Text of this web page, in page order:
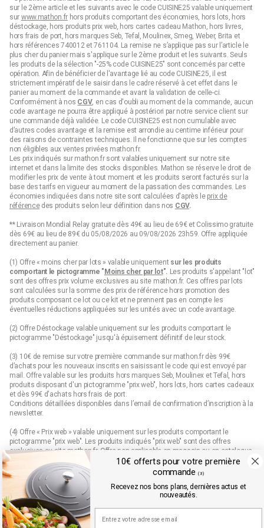
sur le 2ème article et les suivants avec le code CUISINE25 valable uniquement
sur www.mathon.frhors produits comportant des économies, hors lots, hors
déstockage, hors produits prix web, hors cartes cadeau Mathon, hors livres,
hors frais de port, hors marques Seb, Tefal, Moulinex, Smeg, Weber, Brita et
hors références 740012 et 761104. La remise ne s’applique pas sur l’article le
plus cher du panier mais s'applique sur le 2ème produit et les suivants. Seuls
les produits de la sélection "-25% code CUISINE25" sont concernés par cette
opération. Afin de bénéficier de l'avantage lié au code CUISINE25, il est
strictement impératif de le saisir dans le cadre réservé à cet effet dans le
panier au moment de la commande et avant la validation de celle-ci.
Conformément à nos CGV, en cas d'oubli au moment de la commande, aucun
code avantage ne pourra être appliqué à postériori par notre service client sur
une commande déjà validée. Le code CUISINE25 est non cumulable avec
d’autres codes avantage et la remise est arrondie au centime inférieur pour
des raisons de contraintes techniques. Il ne fonctionne que sur les comptes
non éligibles aux ventes privées mathon.fr.
Les prix indiqués sur mathon.fr sont valables uniquement sur notre site
internet et dans la limite des stocks disponibles. Mathon se réserve le droit de
modifier les prix de vente à tout moment et les produits seront facturés sur la
base des tarifs en vigueur au moment de la passation des commandes. Les
économies indiquées dans notre site sont calculées d'après le prix de
référencedes produits selon leur définition dans nos CGV.
** Livraison Mondial Relay gratuite dès 49€ au lieu de 69€ et Colissimo gratuite
dès 69€ au lieu de 89€ du 05/08/2026 au 09/08/2026 23h59. Offre appliquée
directement au panier.
(1) Offre « moins cher par lots » valable uniquement sur les produits
comportant le pictogramme "Moins cher par lot". Les produits s'appelant "lot"
sont des offres prix volume exclusives au site mathon.fr. Ces offres par lots
sont calculées sur la somme des prix de référence hors promotion des
produits composant ce lot ou ce kit et ne prennent pas en compte les
éventuelles réductions appliquées sur les unités avec un code avantage.
(2) Offre Déstockage valable uniquement sur les produits comportant le
pictogramme "Déstockage" jusqu'à épuisement définitif de leur stock.
(3) 10€ de remise sur votre première commande sur mathon.fr dès 99€
d’achats pour les nouveaux inscrits en saisissant le code qui est envoyé par
mail. Offre valable sur les produits hors marques Seb, Moulinex et Tefal, hors
produits disposant d'un pictogramme "prix web", hors lots, hors cartes cadeaux
et dès 99€ d'achats hors frais de port.
Conditions détaillées disponibles dans l’email de confirmation d’inscription à la
newsletter.
(4) Offre « Prix web » valable uniquement sur les produits comportant le
pictogramme "prix web". Les produits indiqués "prix web" sont des offres
exclusives au site mathon.fr. Offre non applicable en magasin ou en catalogue.
Mathon.fr est membre de la FEVAD (fédération du e-commerce et de la vente à
distance)
10€ offerts pour votre première
commande
(3)
Recevez nos bons plans, dernières actus et
nouveautés.